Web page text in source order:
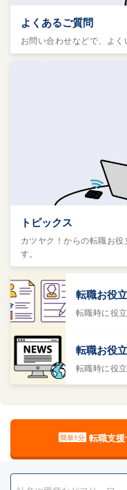
よくあるご質問
お問い合わせなどで、よく
トピックス
カツヤク！からの転職お
す。
転職お役
転職時に役
転職お役
転職時に役
簡単1分 転職支援